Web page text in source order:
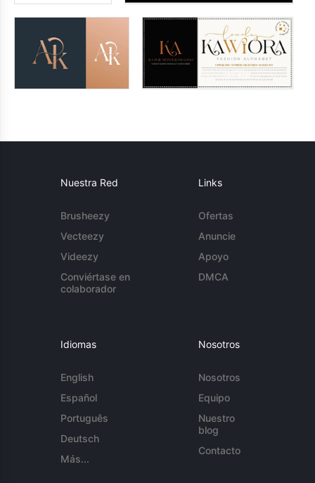
Nuestra Red
Brusheezy
Vecteezy
Videezy
Conviértase en
colaborador
Links
Ofertas
Anuncie
Apoyo
DMCA
Idiomas
English
Español
Português
Deutsch
Más...
Nosotros
Nosotros
Equipo
Nuestro
blog
Contacto